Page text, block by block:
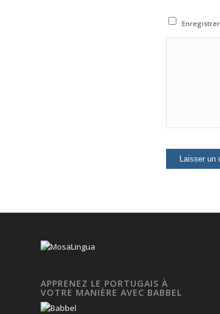
APPRENEZ LE PORTUGAIS À
VOTRE MANIÈRE AVEC BABBEL